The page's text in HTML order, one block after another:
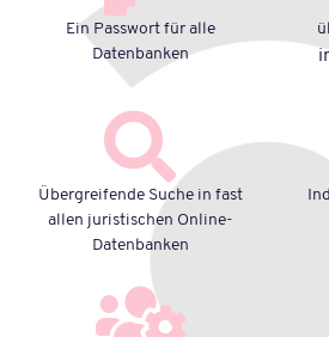
Ein Passwort für alle
Datenbanken
Übergreifende Suche in fast
allen juristischen Online-
Datenbanken